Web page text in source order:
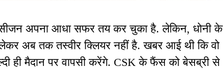
अपना आधा सफर तय कर चुका है. लेकिन, धोनी के
अब तक तस्वीर क्लियर नहीं है. खबर आई थी कि वो
ही मैदान पर वापसी करेंगे. CSK के फैंस को बेसब्री से